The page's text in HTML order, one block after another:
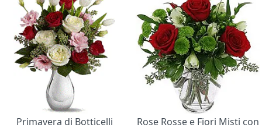
Primavera di Botticelli
Rose Rosse e Fiori Misti con